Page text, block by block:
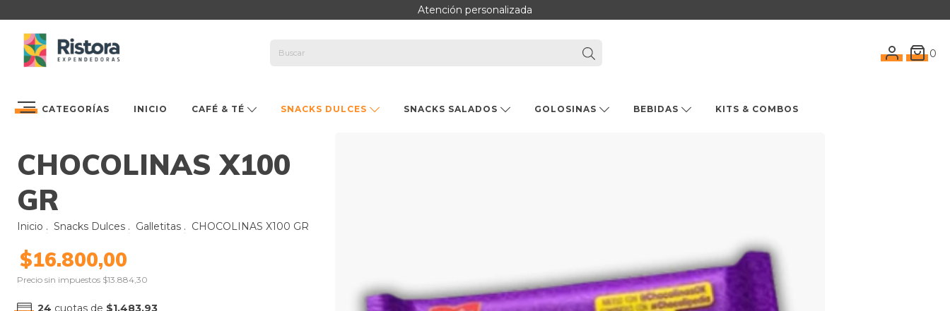
Atención personalizada
0
CATEGORÍAS INICIO CAFÉ & TÉ SNACKS DULCES SNACKS SALADOS GOLOSINAS BEBIDAS KITS & COMBOS
CHOCOLINAS X100
GR
Inicio . Snacks Dulces . Galletitas . CHOCOLINAS X100 GR
$16.800,00
Precio sin impuestos $13.884,30